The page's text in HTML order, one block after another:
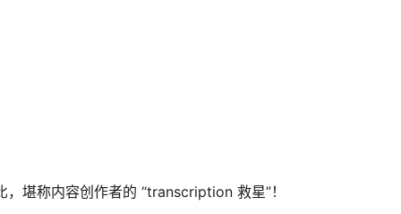
堪称内容创作者的 “transcription 救星”！